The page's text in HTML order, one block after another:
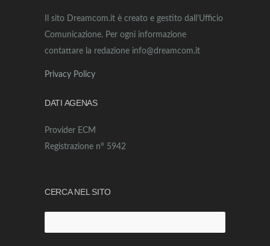
Il sito Dreamcom.it è creato e gestito dall’Ufficio
Comunicazione. Per ogni informazione
contattare la redazione info@dreamcom.it
Privacy Policy
DATI AGENAS
Provider ECM
Registrazione n° 5942
CERCA NEL SITO
per: